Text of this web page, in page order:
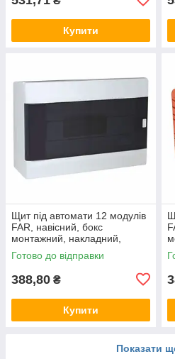
Купити
Щит під автомати 12 модулів
FAR, навісний, бокс
монтажний, накладний,
зовнішній, настінний ФАР F90
(Smart Rozetka)
Готово до відправки
388,80 ₴
Купити
Показати